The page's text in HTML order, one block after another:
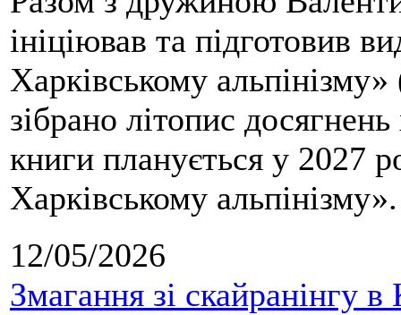
ініціював та підготовив
Харківському
зібрано літопис
книги планується у 2027
Харківському альпінізму».
12/05/2026
Змагання зі скайранінгу в